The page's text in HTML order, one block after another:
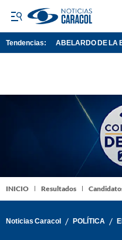
Tendencias: ABELARDO DE LA
INICIO Resultados
Noticias Caracol / POLÍTICA /